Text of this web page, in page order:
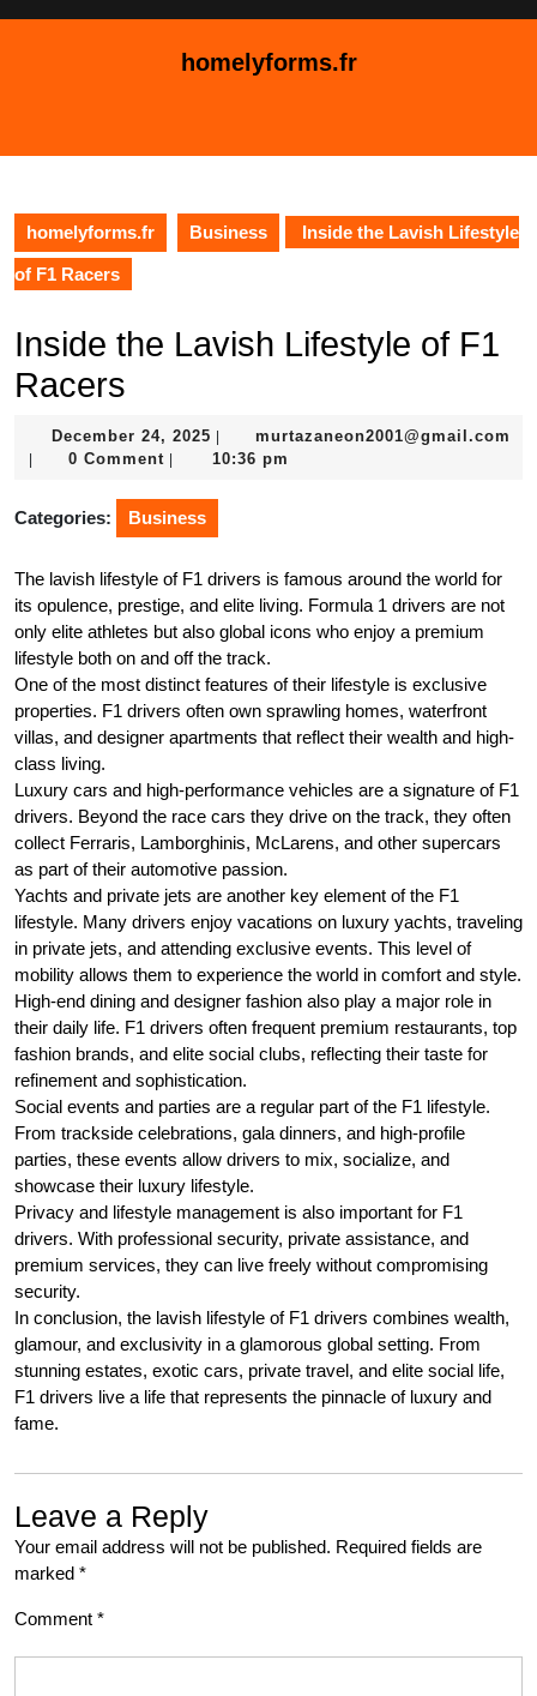
homelyforms.fr
homelyforms.fr Business Inside the Lavish Lifestyle
of F1 Racers
Inside the Lavish Lifestyle of F1
Racers
December 24, 2025 December
24,
murtazaneon2001@gmail.com
murtazaneon2001@gmail.com
0 Comment 10:36 pm
Categories: Business
The lavish lifestyle of F1 drivers is famous around the world for
its opulence, prestige, and elite living. Formula 1 drivers are not
only elite athletes but also global icons who enjoy a premium
lifestyle both on and off the track.
One of the most distinct features of their lifestyle is exclusive
properties. F1 drivers often own sprawling homes, waterfront
villas, and designer apartments that reflect their wealth and high-
class living.
Luxury cars and high-performance vehicles are a signature of F1
drivers. Beyond the race cars they drive on the track, they often
collect Ferraris, Lamborghinis, McLarens, and other supercars
as part of their automotive passion.
Yachts and private jets are another key element of the F1
lifestyle. Many drivers enjoy vacations on luxury yachts, traveling
in private jets, and attending exclusive events. This level of
mobility allows them to experience the world in comfort and style.
High-end dining and designer fashion also play a major role in
their daily life. F1 drivers often frequent premium restaurants, top
fashion brands, and elite social clubs, reflecting their taste for
refinement and sophistication.
Social events and parties are a regular part of the F1 lifestyle.
From trackside celebrations, gala dinners, and high-profile
parties, these events allow drivers to mix, socialize, and
showcase their luxury lifestyle.
Privacy and lifestyle management is also important for F1
drivers. With professional security, private assistance, and
premium services, they can live freely without compromising
security.
In conclusion, the lavish lifestyle of F1 drivers combines wealth,
glamour, and exclusivity in a glamorous global setting. From
stunning estates, exotic cars, private travel, and elite social life,
F1 drivers live a life that represents the pinnacle of luxury and
fame.
Leave a Reply
Your email address will not be published. Required fields are
marked *
Comment *